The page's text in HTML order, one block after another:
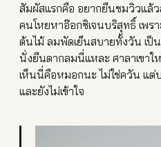
สัมผัสแรกคือ อยากยืนชมวิวแล้
คนโหยหาอ๊อกซิเจนบริสทธิ์ เพร
ต้นไม้ ลมพัดเย็นสบายทั้งวัน เป็
นั่งยืนตากลมนี่แหละ ศาลาเขา
เห็นนี่คือหมอกนะ ไม่ใช่ควัน แ
และยังไม่เข้าใจ